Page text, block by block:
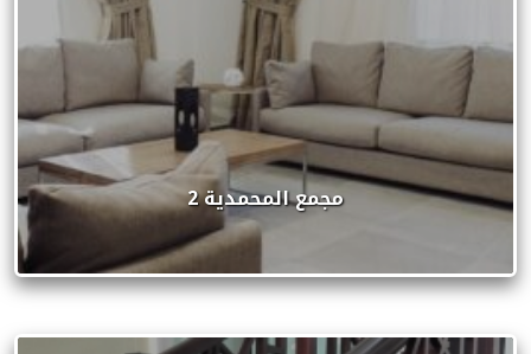
مجمع المحمدية 2